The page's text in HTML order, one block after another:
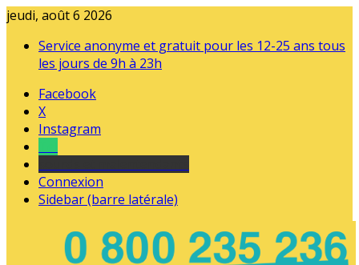
jeudi, août 6 2026
Service anonyme et gratuit pour les 12-25 ans tous
les jours de 9h à 23h
Facebook
X
Instagram
Connexion
Sidebar (barre latérale)